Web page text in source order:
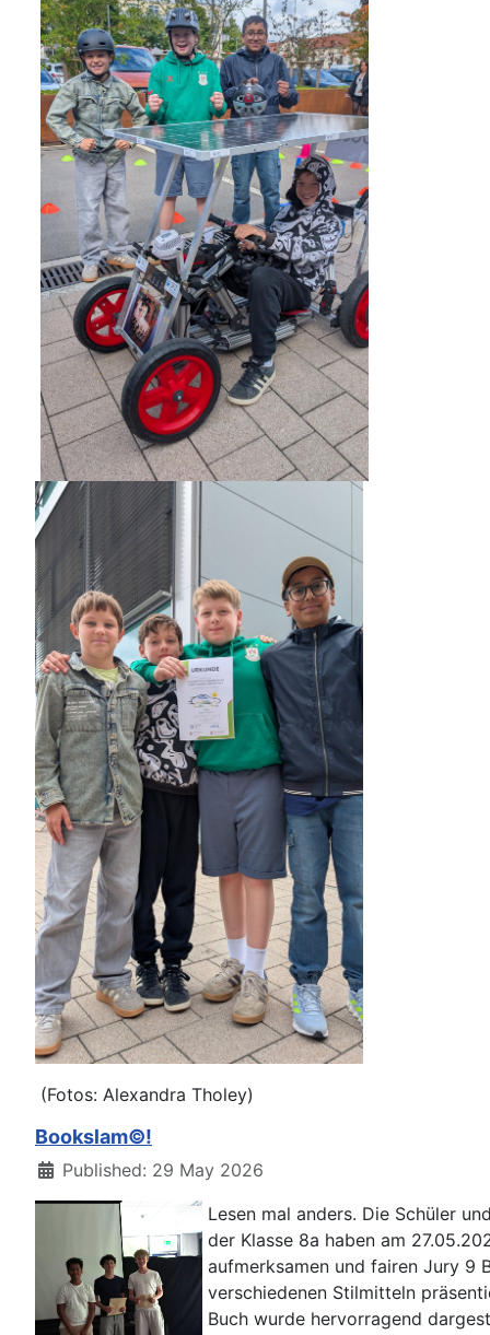
(Fotos: Alexandra Tholey)
Bookslam©!
DetailsPublished: 29 May 2026
Lesen mal anders. Die Schüler
der Klasse 8a haben am
aufmerksamen und fairen Jury 9
verschiedenen Stilmitteln
Buch wurde hervorragend